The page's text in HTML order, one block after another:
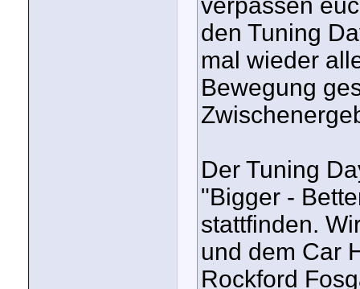
verpassen
den Tuning
mal wieder
Bewegung
Der Tuning
"Bigger -
stattfinden.
und dem Car
Rockford